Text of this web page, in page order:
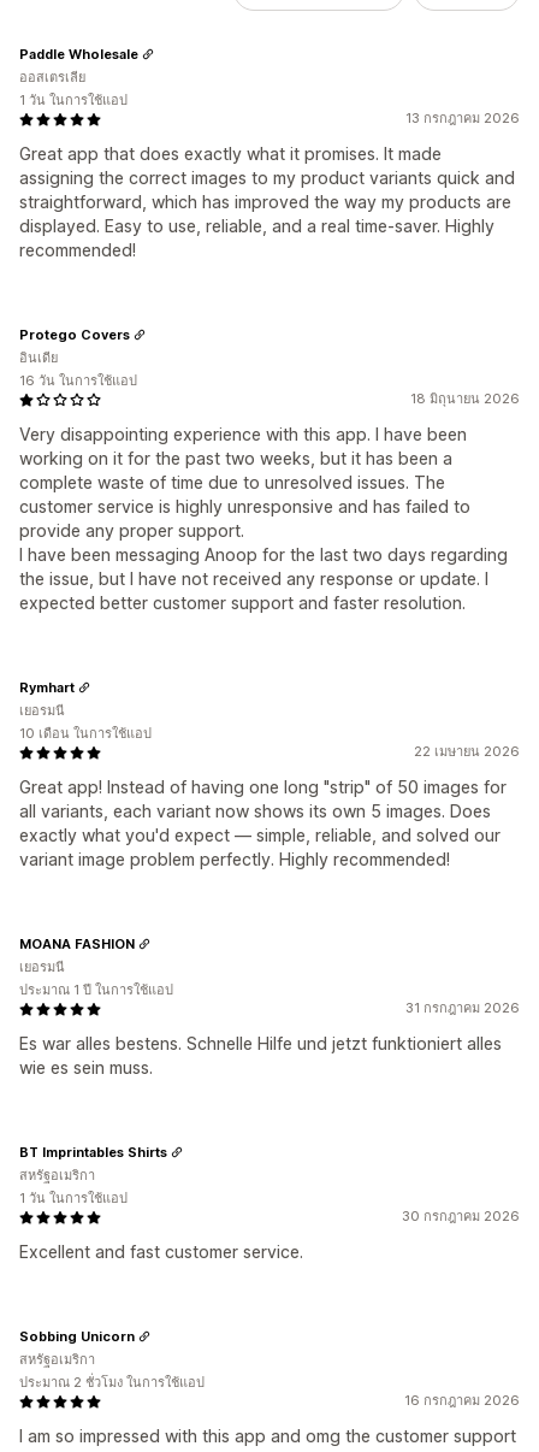
13 กรกฎาคม 2026
Great app that does exactly what it promises. It made
assigning the correct images to my product variants quick and
straightforward, which has improved the way my products are
displayed. Easy to use, reliable, and a real time-saver. Highly
recommended!
Paddle Wholesale
ออสเตรเลีย
1 วัน ในการใช้แอป
18 มิถุนายน 2026
Very disappointing experience with this app. I have been
working on it for the past two weeks, but it has been a
complete waste of time due to unresolved issues. The
customer service is highly unresponsive and has failed to
provide any proper support.
I have been messaging Anoop for the last two days regarding
the issue, but I have not received any response or update. I
expected better customer support and faster resolution.
Protego Covers
อินเดีย
16 วัน ในการใช้แอป
22 เมษายน 2026
Great app! Instead of having one long "strip" of 50 images for
all variants, each variant now shows its own 5 images. Does
exactly what you'd expect — simple, reliable, and solved our
variant image problem perfectly. Highly recommended!
Rymhart
เยอรมนี
10 เดือน ในการใช้แอป
31 กรกฎาคม 2026
Es war alles bestens. Schnelle Hilfe und jetzt funktioniert alles
wie es sein muss.
MOANA FASHION
เยอรมนี
ประมาณ 1 ปี ในการใช้แอป
30 กรกฎาคม 2026
Excellent and fast customer service.
BT Imprintables Shirts
สหรัฐอเมริกา
1 วัน ในการใช้แอป
16 กรกฎาคม 2026
I am so impressed with this app and omg the customer support
Sobbing Unicorn
สหรัฐอเมริกา
ประมาณ 2 ชั่วโมง ในการใช้แอป